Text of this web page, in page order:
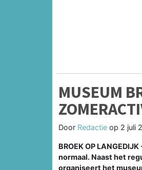
MUSEUM
Door Redactie op 2 juli
BROEK OP
normaal. Naast het
organiseert het